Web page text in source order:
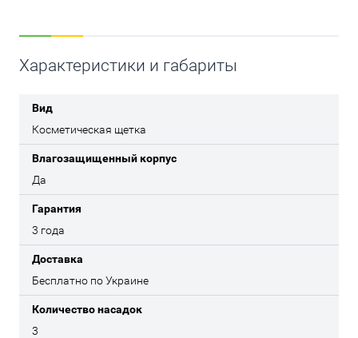
Характеристики и габариты
Вид
Косметическая щетка
Влагозащищенный корпус
Да
Гарантия
3 года
Доставка
Бесплатно по Украине
Количество насадок
3